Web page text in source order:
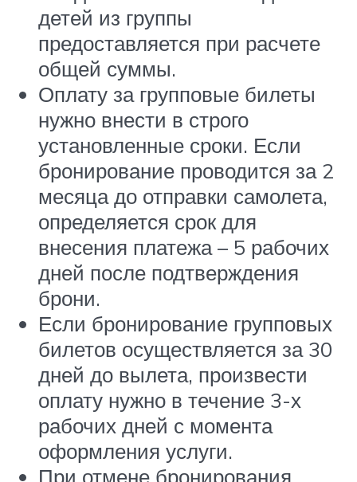
детей из группы
предоставляется при расчете
общей суммы.
Оплату за групповые билеты
нужно внести в строго
установленные сроки. Если
бронирование проводится за 2
месяца до отправки самолета,
определяется срок для
внесения платежа – 5 рабочих
дней после подтверждения
брони.
Если бронирование групповых
билетов осуществляется за 30
дней до вылета, произвести
оплату нужно в течение 3-х
рабочих дней с момента
оформления услуги.
При отмене бронирования